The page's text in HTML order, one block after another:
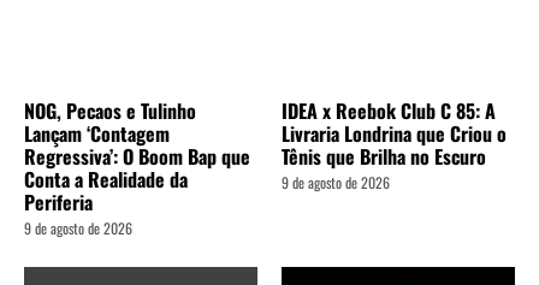
NOG, Pecaos e Tulinho
Lançam ‘Contagem
Regressiva’: O Boom Bap que
Conta a Realidade da
Periferia
9 de agosto de 2026
IDEA x Reebok Club C 85: A
Livraria Londrina que Criou o
Tênis que Brilha no Escuro
9 de agosto de 2026